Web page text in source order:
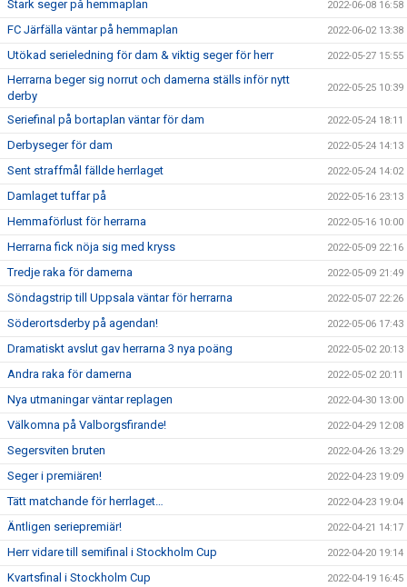
Stark seger på hemmaplan 2022-06-08 16:58
FC Järfälla väntar på hemmaplan 2022-06-02 13:38
Utökad serieledning för dam & viktig seger för herr 2022-05-27 15:55
Herrarna beger sig norrut och damerna ställs inför nytt
derby
2022-05-25 10:39
Seriefinal på bortaplan väntar för dam 2022-05-24 18:11
Derbyseger för dam 2022-05-24 14:13
Sent straffmål fällde herrlaget 2022-05-24 14:02
Damlaget tuffar på 2022-05-16 23:13
Hemmaförlust för herrarna 2022-05-16 10:00
Herrarna fick nöja sig med kryss 2022-05-09 22:16
Tredje raka för damerna 2022-05-09 21:49
Söndagstrip till Uppsala väntar för herrarna 2022-05-07 22:26
Söderortsderby på agendan! 2022-05-06 17:43
Dramatiskt avslut gav herrarna 3 nya poäng 2022-05-02 20:13
Andra raka för damerna 2022-05-02 20:11
Nya utmaningar väntar replagen 2022-04-30 13:00
Välkomna på Valborgsfirande! 2022-04-29 12:08
Segersviten bruten 2022-04-26 13:29
Seger i premiären! 2022-04-23 19:09
Tätt matchande för herrlaget… 2022-04-23 19:04
Äntligen seriepremiär! 2022-04-21 14:17
Herr vidare till semifinal i Stockholm Cup 2022-04-20 19:14
Kvartsfinal i Stockholm Cup 2022-04-19 16:45